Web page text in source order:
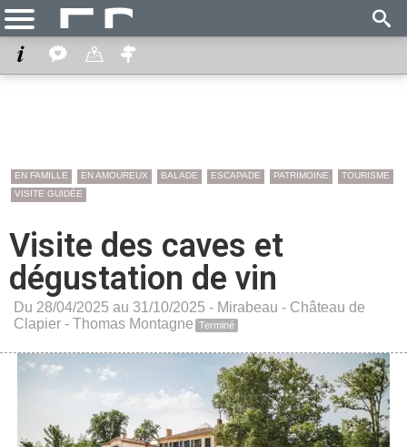
EN FAMILLE EN AMOUREUX BALADE ESCAPADE PATRIMOINE
TOURISME
VISITE GUIDÉE
Visite des caves et
dégustation de vin
Du 28/04/2025 au 31/10/2025 - Mirabeau - Château de
Clapier - Thomas Montagne Terminé